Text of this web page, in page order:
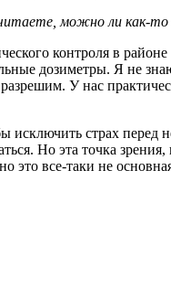
можно ли как-
контроля в
дозиметры. Я не
У нас
страх перед
Но эта точка
все-таки не